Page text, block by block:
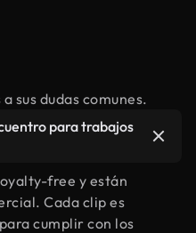
sus dudas comunes.
para trabajos
free y están
Cada clip es
cumplir con los